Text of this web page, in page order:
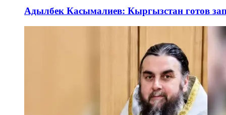
Адылбек Касымалиев: Кыргызстан готов